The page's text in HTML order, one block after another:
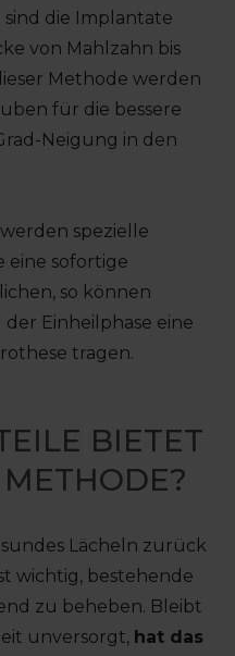
sind die Implantate
von Mahlzahn bis
Methode werden
für die bessere
Neigung in den
spezielle
eine sofortige
so können
Einheilphase eine
tragen.
BIETET
Lächeln zurück
wichtig, bestehende
zu beheben. Bleibt
unversorgt, hat das